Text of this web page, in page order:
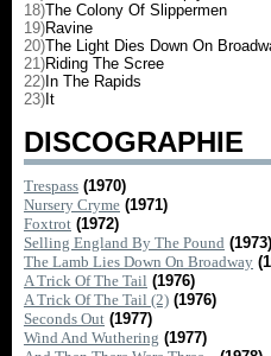
18)The Colony Of Slippermen
19)Ravine
20)The Light Dies Down On
21)Riding The Scree
22) In The Rapids
23) It
DISCOGRAPHIE
Trespass (1970)
Nursery Cryme (1971)
Foxtrot (1972)
Selling England By The Pound (1973)
The Lamb Lies Down On Broadway
A Trick Of The Tail (1976)
A Trick Of The Tail (2) (1976)
Seconds Out (1977)
Wind And Wuthering (1977)